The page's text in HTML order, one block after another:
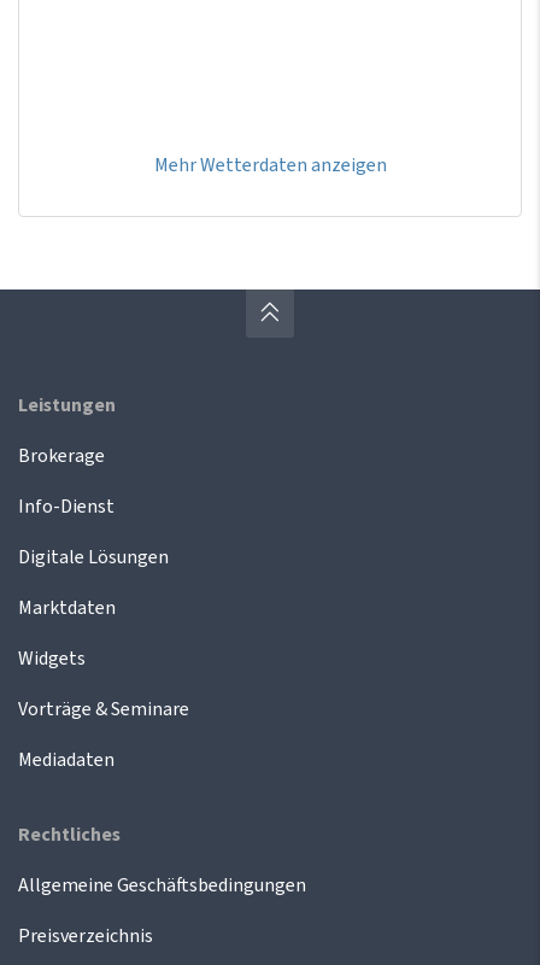
Mehr Wetterdaten anzeigen
Leistungen
Brokerage
Info-Dienst
Digitale Lösungen
Marktdaten
Widgets
Vorträge & Seminare
Mediadaten
Rechtliches
Allgemeine Geschäftsbedingungen
Preisverzeichnis